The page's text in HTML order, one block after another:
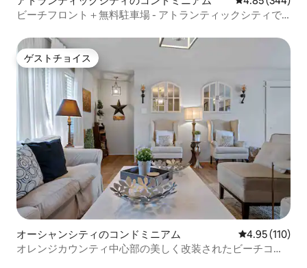
ビーチフロント＋無料駐車場 - アトランティックシティで
ゲストチョイス
ゲストチョイス
オーシャンシティのコンドミニアム レビュー110
4.95 (110)
オレンジカウンティ中心部の美しく改装されたビーチコン